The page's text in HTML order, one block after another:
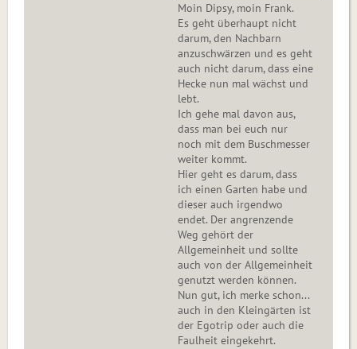
Moin Dipsy, moin Frank.
Es geht überhaupt nicht
darum, den Nachbarn
anzuschwärzen und es geht
auch nicht darum, dass eine
Hecke nun mal wächst und
lebt.
Ich gehe mal davon aus,
dass man bei euch nur
noch mit dem Buschmesser
weiter kommt.
Hier geht es darum, dass
ich einen Garten habe und
dieser auch irgendwo
endet. Der angrenzende
Weg gehört der
Allgemeinheit und sollte
auch von der Allgemeinheit
genutzt werden können.
Nun gut, ich merke schon...
auch in den Kleingärten ist
der Egotrip oder auch die
Faulheit eingekehrt.